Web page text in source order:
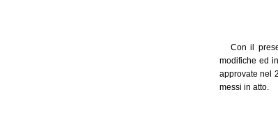
Con il
modifiche ed
approvate nel
messi in atto.